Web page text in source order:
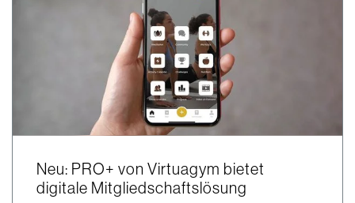
Neu: PRO+ von Virtuagym bietet
digitale Mitgliedschaftslösung